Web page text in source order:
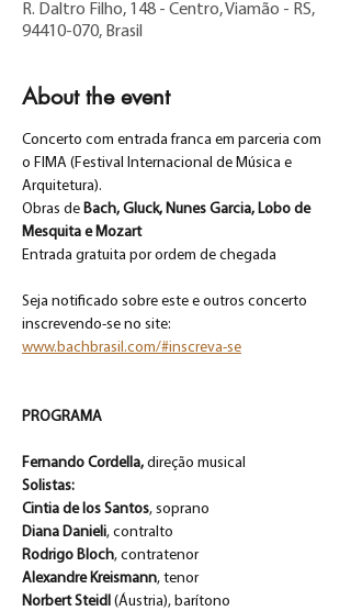
R. Daltro Filho, 148 - Centro, Viamão - RS,
94410-070, Brasil
About the event
Concerto com entrada franca em parceria com
o FIMA (Festival Internacional de Música e
Arquitetura).
Obras de Bach, Gluck, Nunes Garcia, Lobo de
Mesquita e Mozart
Entrada gratuita por ordem de chegada
Seja notificado sobre este e outros concerto
inscrevendo-se no site:
www.bachbrasil.com/#inscreva-se
PROGRAMA
Fernando Cordella, direção musical
Solistas:
Cintia de los Santos, soprano
Diana Danieli, contralto
Rodrigo Bloch, contratenor
Alexandre Kreismann, tenor
Norbert Steidl (Áustria), barítono